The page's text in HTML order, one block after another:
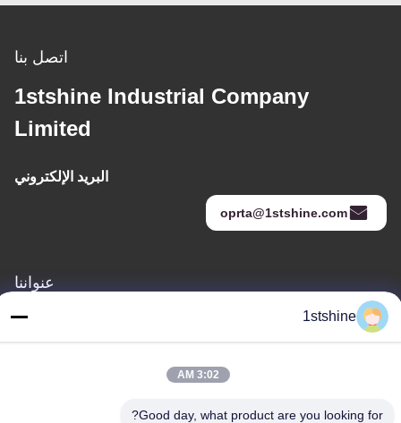
اتصل بنا
1stshine Industrial Company
Limited
البريد الإلكتروني
oprta@1stshine.com
عنواننا
العنوان
رقم 126 ، شارع zhongheng ، قرية baoyu ، مدينة henglan ، مدينة
1stshine
3:02 AM
Good day, what product are you looking for?